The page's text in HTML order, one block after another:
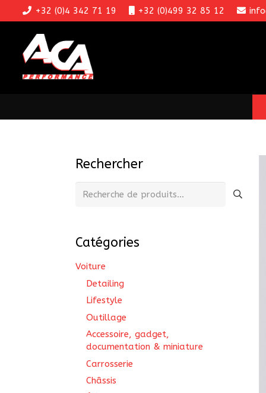
+32 (0)4 342 71 19 +32 (0)499 32 85 12
Rechercher
Recherche
Catégories
Voiture
Detailing
Lifestyle
Outillage
Accessoire, gadget,
documentation & miniature
Carrosserie
Châssis